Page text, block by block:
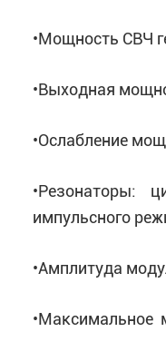
•Мощность СВЧ
•Выходная
•Ослабление
•Резонаторы:
импульсного
•Амплитуда
•Максимальное